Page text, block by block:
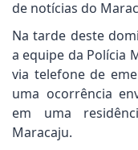
de notícias do
Na tarde deste
a equipe da Polícia
via telefone de
uma ocorrência
em uma
Maracaju.